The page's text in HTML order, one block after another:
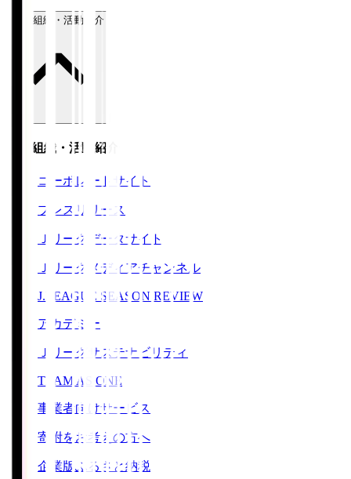
運営組織・活動紹介
運営組織・活動紹介
コーポレートサイト
プレスリリース
Ｊリーグデータサイト
Ｊリーグメディアチャンネル
J.LEAGUE SEASON REVIEW
アカデミー
Ｊリーグサステナビリティ
TEAM AS ONE
事業者向けサービス
寄附をお考えの方へ
企業版ふるさと納税